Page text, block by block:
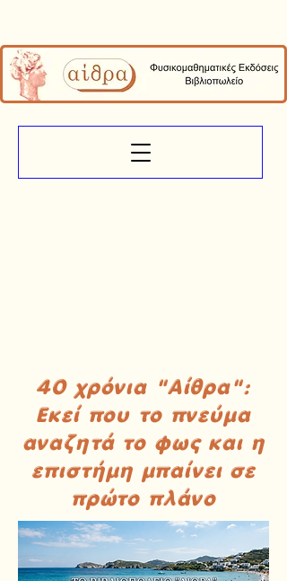
40 χρόνια "Αίθρα":
Εκεί που το πνεύμα
αναζητά το φως και η
επιστήμη μπαίνει σε
πρώτο πλάνο